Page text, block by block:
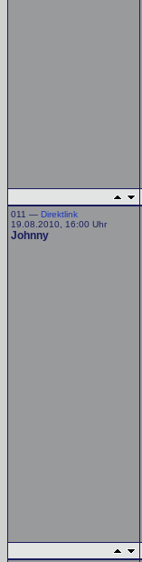
011 — Direktlink
19.08.2010, 16:00 Uhr
Johnny